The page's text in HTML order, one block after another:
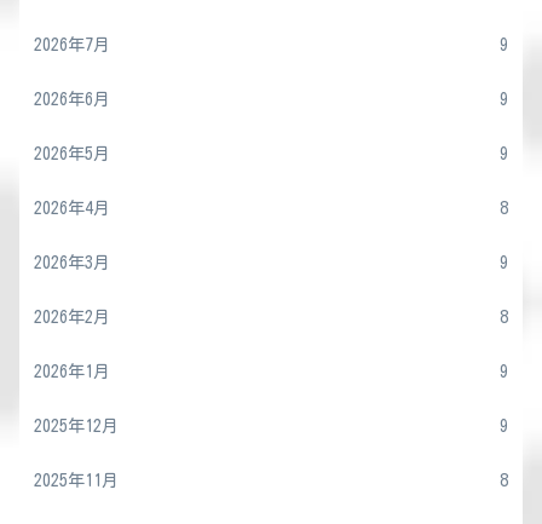
2026年7月 9
2026年6月 9
2026年5月 9
2026年4月 8
2026年3月 9
2026年2月 8
2026年1月 9
2025年12月 9
2025年11月 8